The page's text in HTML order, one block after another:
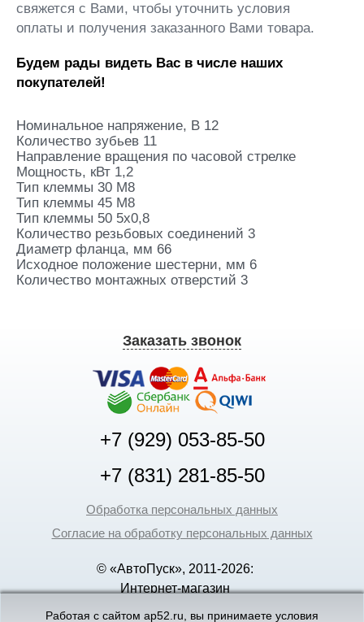
свяжется с Вами, чтобы уточнить условия
оплаты и получения заказанного Вами товара.
Будем рады видеть Вас в числе наших
покупателей!
Номинальное напряжение, В 12
Количество зубьев 11
Направление вращения по часовой стрелке
Мощность, кВт 1,2
Тип клеммы 30 M8
Тип клеммы 45 M8
Тип клеммы 50 5х0,8
Количество резьбовых соединений 3
Диаметр фланца, мм 66
Исходное положение шестерни, мм 6
Количество монтажных отверстий 3
Заказать звонок
+7 (929) 053-85-50
+7 (831) 281-85-50
Обработка персональных данных
Согласие на обработку персональных данных
© «АвтоПуск», 2011-2026:
Интернет-магазин
Работая с сайтом ap52.ru, вы принимаете условия